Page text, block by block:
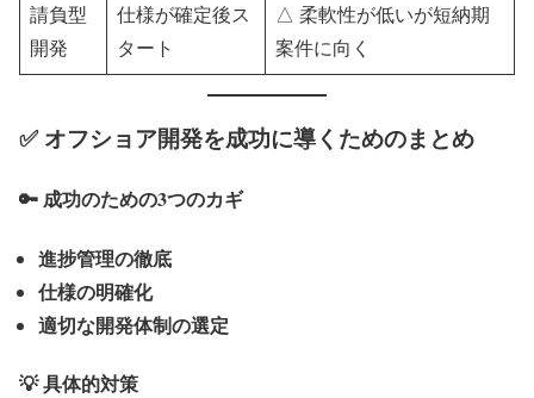
請負型
開発
仕様が確定後ス
タート
△ 柔軟性が低いが短納期
案件に向く
✅ オフショア開発を成功に導くためのまとめ
🔑 成功のための3つのカギ
進捗管理の徹底
仕様の明確化
適切な開発体制の選定
💡 具体的対策